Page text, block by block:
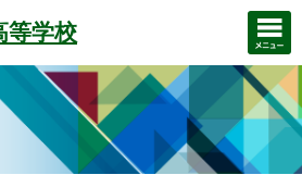
等学校